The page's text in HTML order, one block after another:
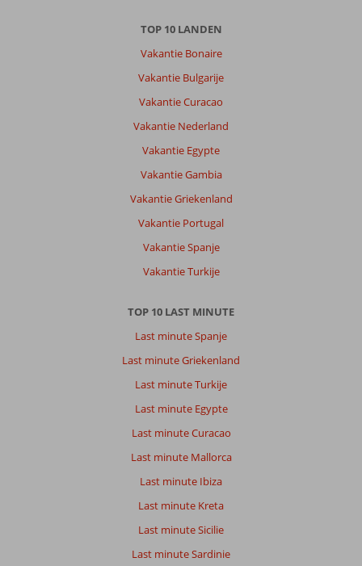
TOP 10 LANDEN
Vakantie Bonaire
Vakantie Bulgarije
Vakantie Curacao
Vakantie Nederland
Vakantie Egypte
Vakantie Gambia
Vakantie Griekenland
Vakantie Portugal
Vakantie Spanje
Vakantie Turkije
TOP 10 LAST MINUTE
Last minute Spanje
Last minute Griekenland
Last minute Turkije
Last minute Egypte
Last minute Curacao
Last minute Mallorca
Last minute Ibiza
Last minute Kreta
Last minute Sicilie
Last minute Sardinie